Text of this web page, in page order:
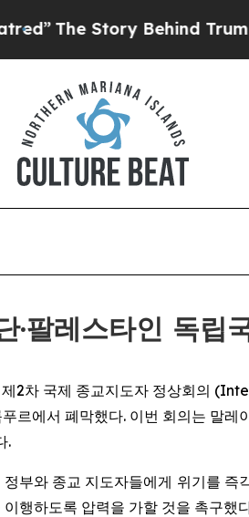
The Story Behind Trump’s
팔레스타인 독립
2차 국제 종교지도자 정상회의
르에서 폐막했다. 이번 회의는 말
.
부와 종교 지도자들에게 위기를
행하도록 압력을 가할 것을 촉구했